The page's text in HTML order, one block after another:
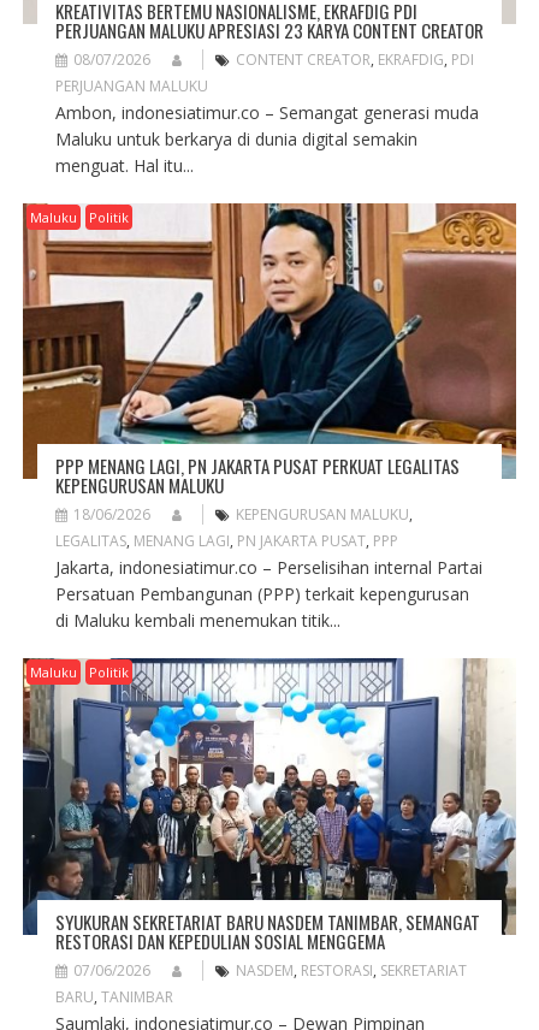
KREATIVITAS BERTEMU NASIONALISME, EKRAFDIG PDI
PERJUANGAN MALUKU APRESIASI 23 KARYA CONTENT CREATOR
08/07/2026 CONTENT CREATOR, EKRAFDIG, PDI
PERJUANGAN MALUKU
Ambon, indonesiatimur.co – Semangat generasi muda
Maluku untuk berkarya di dunia digital semakin
menguat. Hal itu...
Maluku Politik
PPP MENANG LAGI, PN JAKARTA PUSAT PERKUAT LEGALITAS
KEPENGURUSAN MALUKU
18/06/2026 KEPENGURUSAN MALUKU,
LEGALITAS, MENANG LAGI, PN JAKARTA PUSAT, PPP
Jakarta, indonesiatimur.co – Perselisihan internal Partai
Persatuan Pembangunan (PPP) terkait kepengurusan
di Maluku kembali menemukan titik...
Maluku Politik
SYUKURAN SEKRETARIAT BARU NASDEM TANIMBAR, SEMANGAT
RESTORASI DAN KEPEDULIAN SOSIAL MENGGEMA
07/06/2026 NASDEM, RESTORASI, SEKRETARIAT
BARU, TANIMBAR
Saumlaki, indonesiatimur.co – Dewan Pimpinan